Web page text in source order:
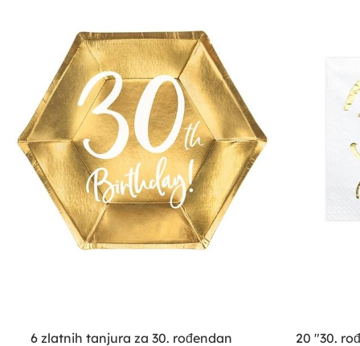
6 zlatnih tanjura za 30. rođendan
20 "30.